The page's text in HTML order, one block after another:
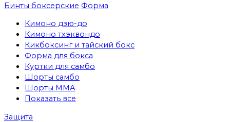
Бинты боксерские Форма
Кимоно дзю-до
Кимоно тхэквондо
Кикбоксинг и тайский бокс
Форма для бокса
Куртки для самбо
Шорты самбо
Шорты MMA
Показать все
Защита